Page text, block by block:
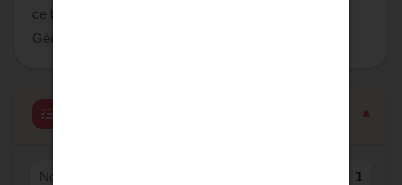
ce bien est exposé sont disponibles sur le site
Géorisques : https://www.georisques.gouv.fr
Nombre de lot(s): 1